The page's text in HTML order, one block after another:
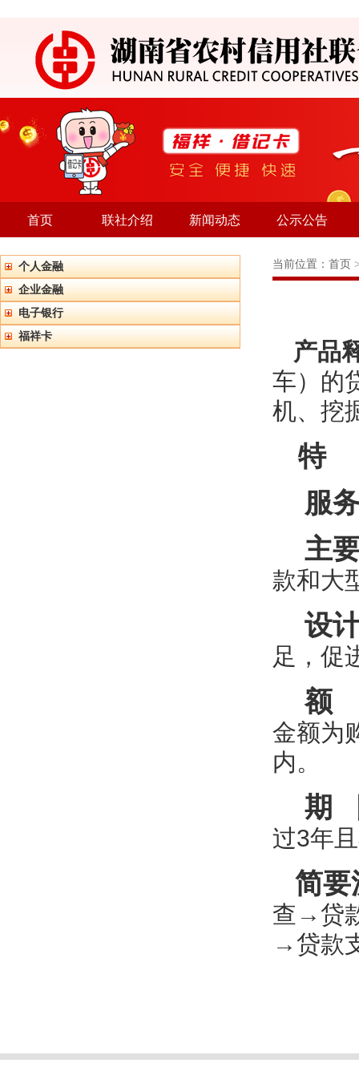
首页 联社介绍 新闻动态 公示公告
个人金融
企业金融
电子银行
福祥卡
当前位置： 首页
产品
车）的
机、挖
特
服务
主要
款和大
设计
足，促
额
金额为
内。
期
过3年
简要
查→贷
→贷款